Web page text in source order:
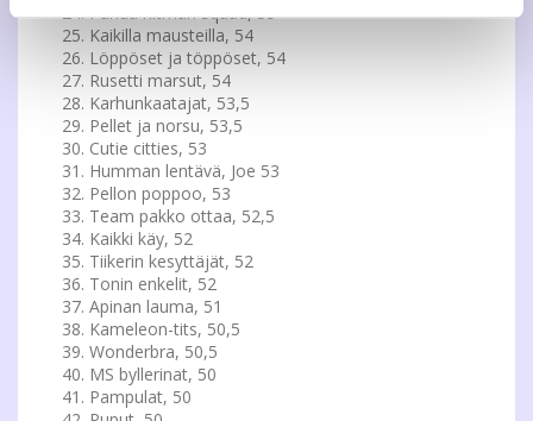
Panda hitman squad, 55
Kaikilla mausteilla, 54
Löppöset ja töppöset, 54
Rusetti marsut, 54
Karhunkaatajat, 53,5
Pellet ja norsu, 53,5
Cutie citties, 53
Humman lentävä, Joe 53
Pellon poppoo, 53
Team pakko ottaa, 52,5
Kaikki käy, 52
Tiikerin kesyttäjät, 52
Tonin enkelit, 52
Apinan lauma, 51
Kameleon-tits, 50,5
Wonderbra, 50,5
MS byllerinat, 50
Pampulat, 50